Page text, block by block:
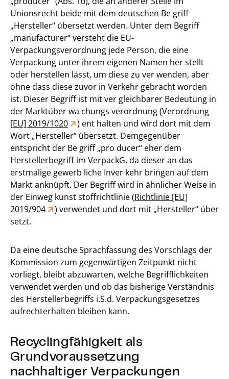
Unionsrecht beide mit dem deutschen Be griff
„Hersteller“ übersetzt werden. Unter dem Begriff
„manufacturer“ versteht die EU-
Verpackungsverordnung jede Person, die eine
Verpackung unter ihrem eigenen Namen her stellt
oder herstellen lässt, um diese zu ver wenden, aber
ohne dass diese zuvor in Verkehr gebracht worden
ist. Dieser Begriff ist mit ver gleichbarer Bedeutung in
der Marktüber wa chungs verordnung (Verordnung
[EU] 2019/1020
) ent halten und wird dort mit dem
Wort „Hersteller“ übersetzt. Demgegenüber
entspricht der Be griff „pro ducer“ eher dem
Herstellerbegriff im VerpackG, da dieser an das
erstmalige gewerb liche Inver kehr bringen auf dem
Markt anknüpft. Der Begriff wird in ähnlicher Weise in
der Einweg kunst stoffrichtlinie (Richtlinie [EU]
2019/904
) verwendet und dort mit „Hersteller“ über
setzt.
Da eine deutsche Sprachfassung des Vorschlags der
Kommission zum gegenwärtigen Zeitpunkt nicht
vorliegt, bleibt abzuwarten, welche Begrifflichkeiten
verwendet werden und ob das bisherige Verständnis
des Herstellerbegriffs i.S.d. Verpackungsgesetzes
aufrechterhalten bleiben kann.
Recyclingfähigkeit als
Grundvoraussetzung
nachhaltiger Verpackungen